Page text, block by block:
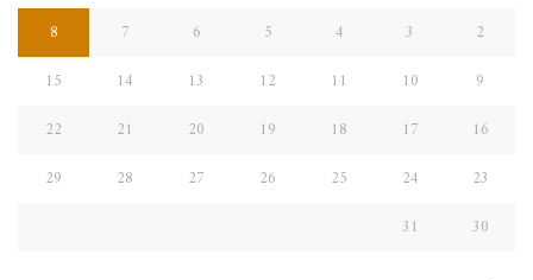
2
3
4
5
6
7
8
9
10
11
12
13
14
15
16
17
18
19
20
21
22
23
24
25
26
27
28
29
30
31